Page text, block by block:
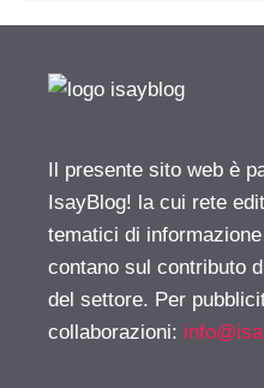
Il presente sito web è
IsayBlog! la cui rete
tematici di
contano sul contributo
del settore. Per
collaborazioni: